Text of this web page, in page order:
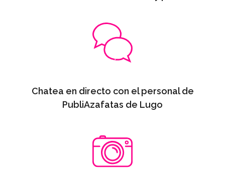
Chatea en directo con el personal de
PubliAzafatas de Lugo